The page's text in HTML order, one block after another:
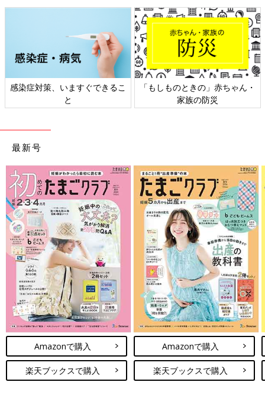
出典：Instagramアカウント「yoko6238856」
ユニクロのライトVネックカーディガンを3色買いしたという
yokoさん。羽織や日除けにたくさん使おうと思っているそうで
す。外出時に着られるのはもちろん、室内での日焼け対策やエア
コン対策にも便利そうですね。
いかがでしたか？暑いのでお部屋で遊ぶことも多い季節ですが、
見つかるグッズも多いので、ぜひチェックしてみてください！
(文・田中いづみ)
があります。あらかじめご了承ください。
※記事の内容は記載当時の情報であり、現在と異なる場合があり
ます。
感染症対策、いますぐできるこ
と
「もしものときの」赤ちゃん・
家族の防災
最新号
Amazonで購入
楽天ブックスで購入
Amazonで購入
楽天ブックスで購入